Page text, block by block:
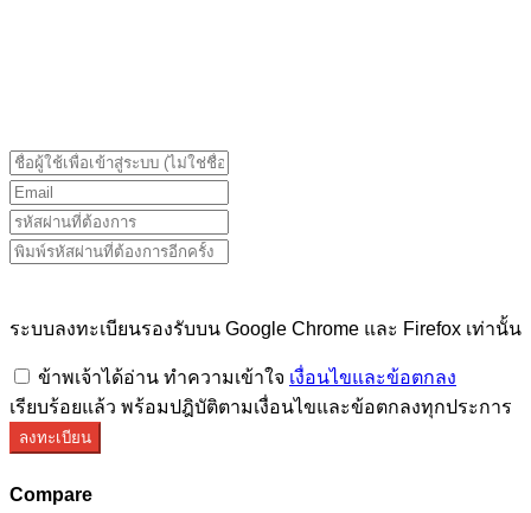
ระบบลงทะเบียนรองรับบน Google Chrome และ Firefox เท่านั้น
ข้าพเจ้าได้อ่าน ทำความเข้าใจ เงื่อนไขและข้อตกลง
เรียบร้อยแล้ว พร้อมปฎิบัติตามเงื่อนไขและข้อตกลงทุกประการ
ลงทะเบียน
Compare